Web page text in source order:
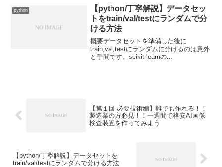
ァイル名のリストからファイル名の中の
指定した文字列を含...
python
【python/丁寧解説】データセッ
トをtrain/val/testにランダムで分
ける方法
概要データセットを準備した後に
train,val,testにランダムに分けるのは意外
と手間です。scikit-learnの
【第１回 必要技術編】誰でも作れる！！
製造業の方必見！！一週間で格安AI画像
検査装置を作ってみよう
【python/丁寧解説】データセットを
train/val/testにランダムで分ける方法